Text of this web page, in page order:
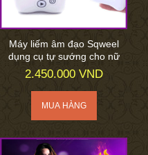
Máy liếm âm đạo Sqweel
dụng cụ tự sướng cho nữ
2.450.000 VND